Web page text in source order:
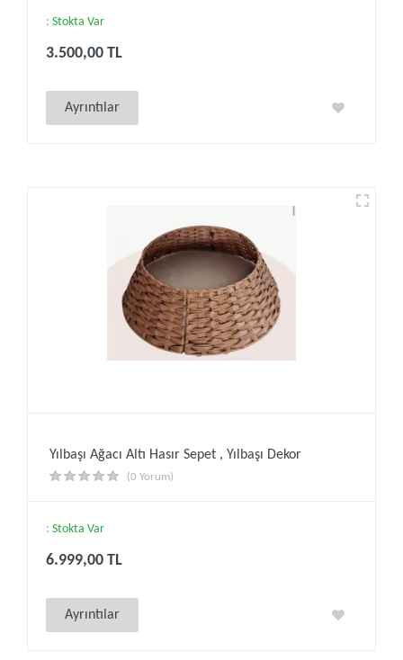
: Stokta Var
3.500,00 TL
Ayrıntılar
Yılbaşı Ağacı Altı Hasır Sepet , Yılbaşı Dekor
(0 Yorum)
: Stokta Var
6.999,00 TL
Ayrıntılar